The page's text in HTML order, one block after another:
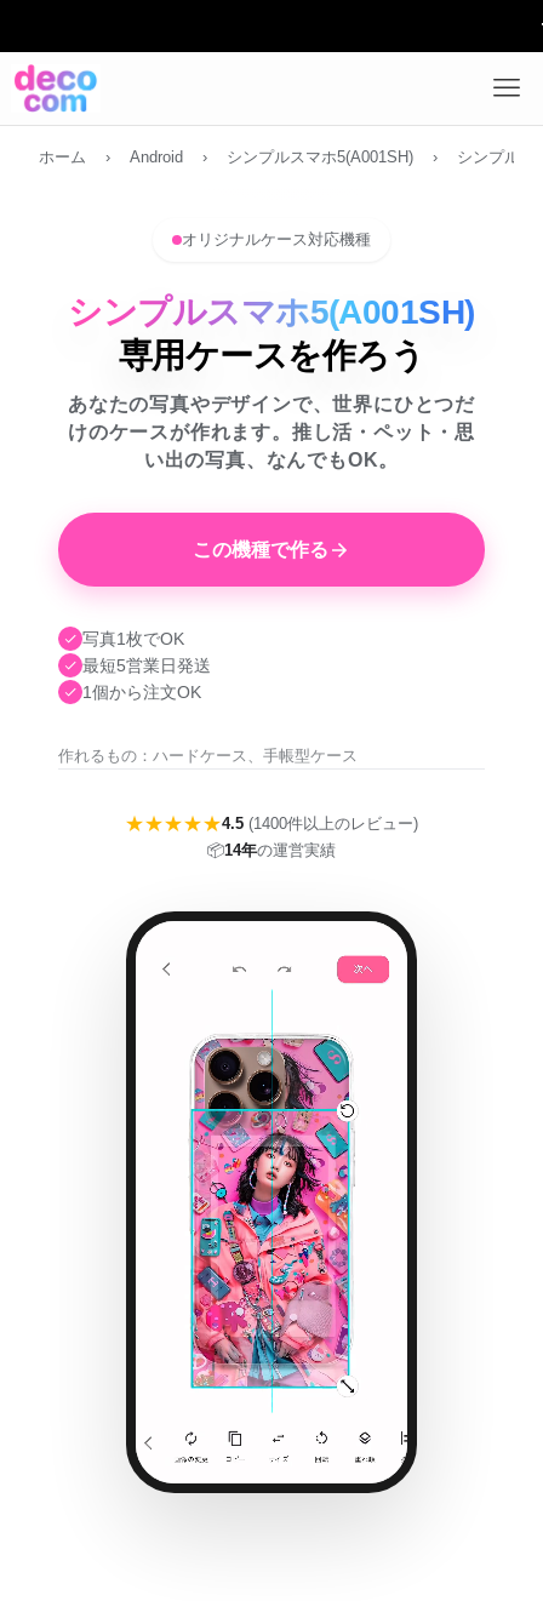
デザイ
ホーム › Android › シンプルスマホ5(A001SH) › シンプルス
オリジナルケース対応機種
シンプルスマホ5(A001SH)
専用ケースを作ろう
あなたの写真やデザインで、世界にひとつだ
けのケースが作れます。推し活・ペット・思
い出の写真、なんでもOK。
この機種で作る
写真1枚でOK
最短5営業日発送
1個から注文OK
作れるもの：ハードケース、手帳型ケース
★★★★★4.5 (1400件以上のレビュー)
📦14年の運営実績